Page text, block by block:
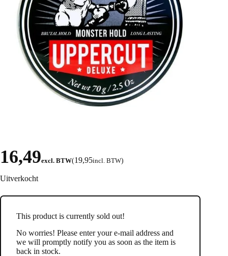
16,49excl. BTW(19,95incl. BTW)
Uitverkocht
This product is currently sold out!
No worries! Please enter your e-mail address and
we will promptly notify you as soon as the item is
back in stock.